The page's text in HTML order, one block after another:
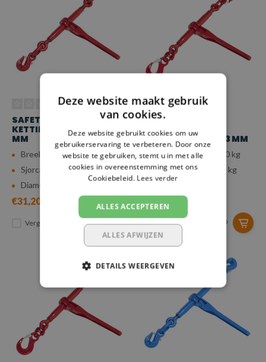
SAFETYLOAD
KETTINGSPANNER, Ø 6
MM
Breeksterkte: 4.480 kg
Sjorcapaciteit: 2.240 kg
Diameter: 6 mm
€31,20
Vergelijk
KETTINGSPANNER
INKORTHAAK EN
KLEPHAAK G80, Ø 13 MM
Breeksterkte: 16.000 kg
Sjorcapaciteit: 8.000 kg
€70,86
Vergelijk
Deze website maakt gebruik
van cookies.
Deze website gebruikt cookies om uw
gebruikerservaring te verbeteren. Door onze
website te gebruiken, stemt u in met alle
cookies in overeenstemming met ons
Cookiebeleid. Lees verder
ALLES ACCEPTEREN
ALLES AFWIJZEN
DETAILS WEERGEVEN